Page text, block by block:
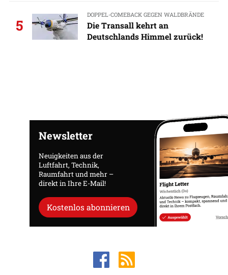
5
DOPPEL-COMEBACK GEGEN WALDBRÄNDE
Die Transall kehrt an
Deutschlands Himmel zurück!
Newsletter
Neuigkeiten aus der
Luftfahrt, Technik,
Raumfahrt und mehr –
direkt in Ihre E-Mail!
Kostenlos abonnieren